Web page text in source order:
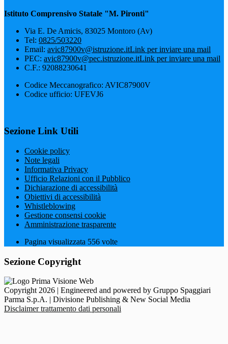
Istituto Comprensivo Statale "M. Pironti"
Via E. De Amicis, 83025 Montoro (Av)
Tel: 0825/503220
Email: avic87900v@istruzione.itLink per inviare una mail
PEC: avic87900v@pec.istruzione.itLink per inviare una mail
C.F.: 92088230641
Codice Meccanografico: AVIC87900V
Codice ufficio: UFEVJ6
Sezione Link Utili
Cookie policy
Note legali
Informativa Privacy
Ufficio Relazioni con il Pubblico
Dichiarazione di accessibilità
Obiettivi di accessibilità
Whistleblowing
Gestione consensi cookie
Amministrazione trasparente
Pagina visualizzata 556 volte
Sezione Copyright
Copyright 2026 | Engineered and powered by Gruppo Spaggiari
Parma S.p.A. | Divisione Publishing & New Social Media
Disclaimer trattamento dati personali